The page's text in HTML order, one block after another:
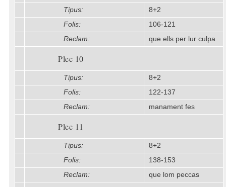
Tipus:
8+2
Folis:
106-121
Reclam:
que ells per lur culpa
Plec 10
Tipus:
8+2
Folis:
122-137
Reclam:
manament fes
Plec 11
Tipus:
8+2
Folis:
138-153
Reclam:
que lom peccas